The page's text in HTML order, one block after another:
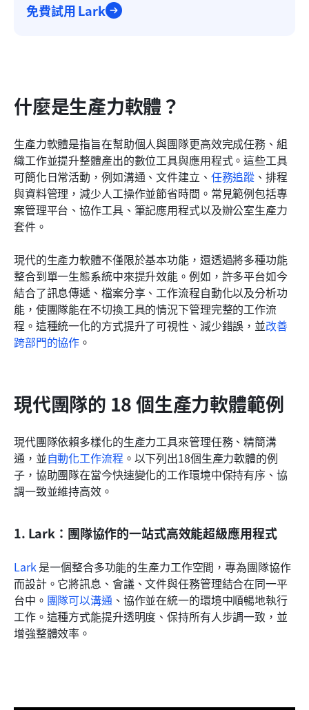
免費試用 Lark
什麼是生產力軟體？
生產力軟體是指旨在幫助個人與團隊更高效完成任務、組
織工作並提升整體產出的數位工具與應用程式。這些工具
可簡化日常活動，例如溝通、文件建立、 任務追蹤 、排程
與資料管理，減少人工操作並節省時間。常見範例包括專
案管理平台、協作工具、筆記應用程式以及辦公室生產力
套件。
現代的生產力軟體不僅限於基本功能，還透過將多種功能
整合到單一生態系統中來提升效能。例如，許多平台如今
結合了訊息傳遞、檔案分享、工作流程自動化以及分析功
能，使團隊能在不切換工具的情況下管理完整的工作流
程。這種統一化的方式提升了可視性、減少錯誤，並改善
跨部門的協作 。
現代團隊的 18 個生產力軟體範例
現代團隊依賴多樣化的生產力工具來管理任務、精簡溝
通，並自動化工作流程 。以下列出18個生產力軟體的例
子，協助團隊在當今快速變化的工作環境中保持有序、協
調一致並維持高效。
1. Lark：團隊協作的一站式高效能超級應用程式
Lark 是一個整合多功能的生產力工作空間，專為團隊協作
而設計。它將訊息、會議、文件與任務管理結合在同一平
台中。 團隊可以溝通 、協作並在統一的環境中順暢地執行
工作。這種方式能提升透明度、保持所有人步調一致，並
增強整體效率。